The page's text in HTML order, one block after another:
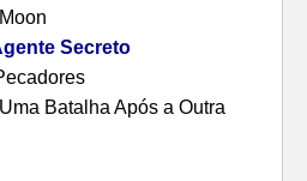
Secreto
Batalha Após a Outra